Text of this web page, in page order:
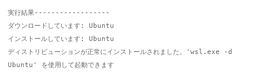
実行結果------------------
ダウンロードしています: Ubuntu
インストールしています: Ubuntu
ディストリビューションが正常にインストールされました。'wsl.exe -d
Ubuntu' を使用して起動できます